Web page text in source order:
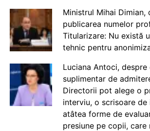
Ministrul Mihai Dimian,
publicarea numelor
Titularizare: Nu există
tehnic pentru
Luciana Antoci, despre
suplimentar de
Directorii pot alege o
interviu, o scrisoare de
atâtea forme de
presiune pe copii, care